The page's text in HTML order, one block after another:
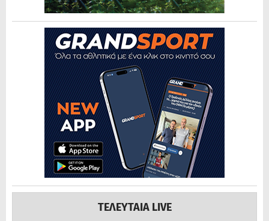
ΤΕΛΕΥΤΑΙΑ LIVE